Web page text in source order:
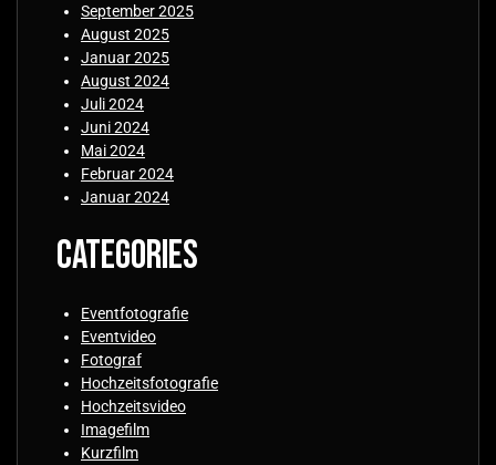
September 2025
August 2025
Januar 2025
August 2024
Juli 2024
Juni 2024
Mai 2024
Februar 2024
Januar 2024
Categories
Eventfotografie
Eventvideo
Fotograf
Hochzeitsfotografie
Hochzeitsvideo
Imagefilm
Kurzfilm